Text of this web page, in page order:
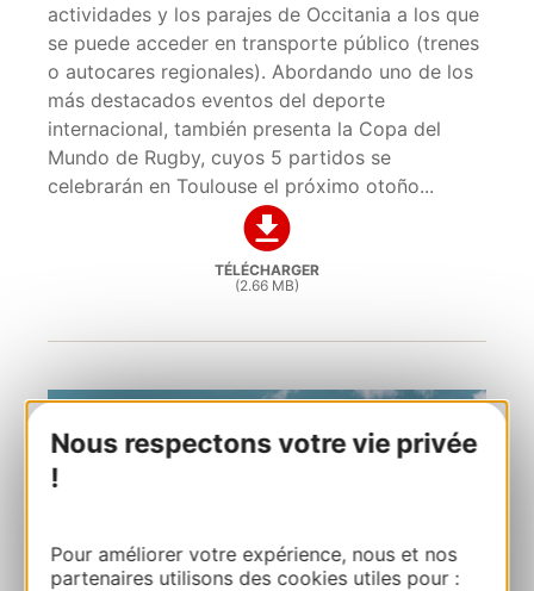
Nous respectons votre vie privée
!
Pour améliorer votre expérience, nous et nos
partenaires utilisons des cookies utiles pour :
actividades y los parajes de Occitania a los que
se puede acceder en transporte público (trenes
o autocares regionales). Abordando uno de los
más destacados eventos del deporte
internacional, también presenta la Copa del
Mundo de Rugby, cuyos 5 partidos se
celebrarán en Toulouse el próximo otoño...
TÉLÉCHARGER
(2.66 MB)